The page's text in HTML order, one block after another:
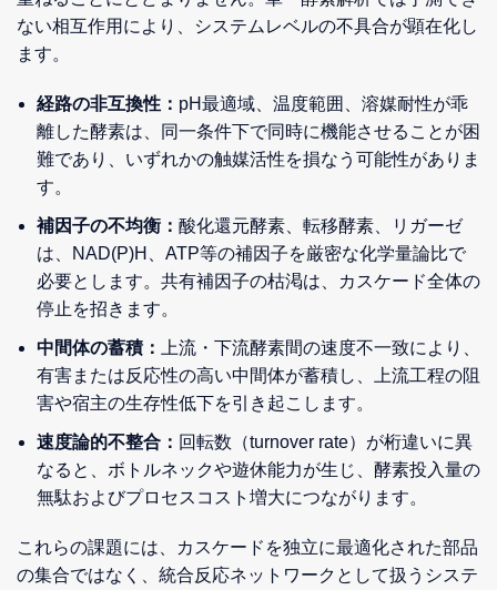
ない相互作用により、システムレベルの不具合が顕在化し
ます。
経路の非互換性： pH最適域、温度範囲、溶媒耐性が乖
離した酵素は、同一条件下で同時に機能させることが困
難であり、いずれかの触媒活性を損なう可能性がありま
す。
補因子の不均衡： 酸化還元酵素、転移酵素、リガーゼ
は、NAD(P)H、ATP等の補因子を厳密な化学量論比で
必要とします。共有補因子の枯渇は、カスケード全体の
停止を招きます。
中間体の蓄積：
上流・下流酵素間の速度不一致により、
有害または反応性の高い中間体が蓄積し、上流工程の阻
害や宿主の生存性低下を引き起こします。
速度論的不整合： 回転数（turnover rate）が桁違いに異
なると、ボトルネックや遊休能力が生じ、酵素投入量の
無駄およびプロセスコスト増大につながります。
これらの課題には、カスケードを独立に最適化された部品
の集合ではなく、統合反応ネットワークとして扱うシステ